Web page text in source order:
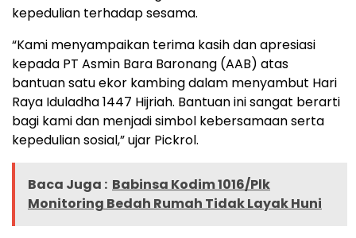
kepedulian terhadap sesama.
“Kami menyampaikan terima kasih dan apresiasi
kepada PT Asmin Bara Baronang (AAB) atas
bantuan satu ekor kambing dalam menyambut Hari
Raya Iduladha 1447 Hijriah. Bantuan ini sangat berarti
bagi kami dan menjadi simbol kebersamaan serta
kepedulian sosial,” ujar Pickrol.
Baca Juga : Babinsa Kodim 1016/Plk
Monitoring Bedah Rumah Tidak Layak Huni